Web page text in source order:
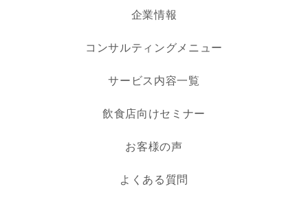
企業情報
コンサルティングメニュー
サービス内容一覧
飲食店向けセミナー
お客様の声
よくある質問